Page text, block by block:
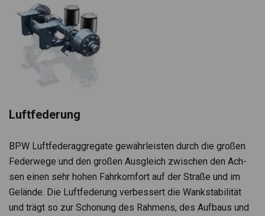
Luft­fe­de­rung
BPW Luft­fe­der­ag­gre­gate gewähr­leis­ten durch die gro­ßen
Feder­wege und den gro­ßen Aus­gleich zwi­schen den Ach­
sen einen sehr hohen Fahr­kom­fort auf der Straße und im
Gelände. Die Luft­fe­de­rung ver­bes­sert die Wank­sta­bi­li­tät
und trägt so zur Scho­nung des Rah­mens, des Auf­baus und